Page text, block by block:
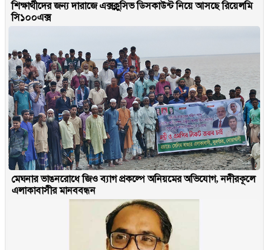
শিক্ষার্থীদের জন্য দারাজে এক্সক্লুসিভ ডিসকাউন্ট নিয়ে আসছে রিয়েলমি
সি১০০এক্স
মেঘনার ভাঙনরোধে জিও ব্যাগ প্রকল্পে অনিয়মের অভিযোগ, নদীরকূলে
এলাকাবাসীর মানববন্ধন